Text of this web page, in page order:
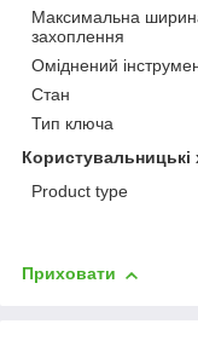
Максимальна
захоплення
Оміднений
Стан
Тип ключа
Користувальницькі
Product type
Приховати